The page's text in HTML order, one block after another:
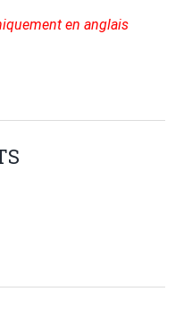
en anglais